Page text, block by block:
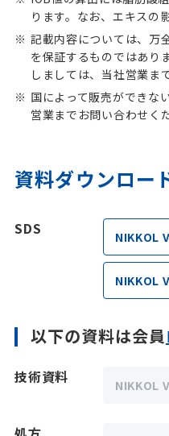
ります。なお、エキスの
記載内容については、万
を保証するものではあり
しましては、当社営業ま
国によって販売ができな
営業までお問い合わせく
資料ダウンロー
SDS NIKKOL
NIKKOL
以下の資料は会員
技術資料 NIKKOL